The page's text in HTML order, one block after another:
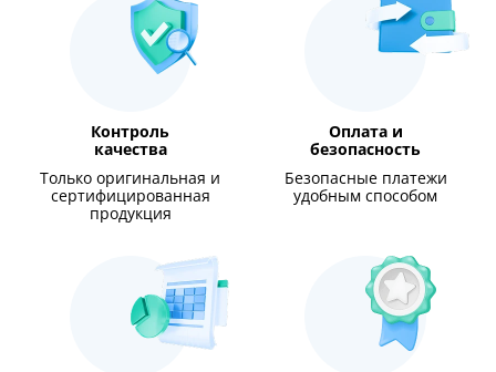
Контроль
качества
Только оригинальная и
сертифицированная
продукция
Оплата и
безопасность
Безопасные платежи
удобным способом